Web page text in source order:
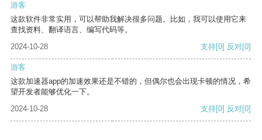
游客
这款软件非常实用，可以帮助我解决很多问题。比如，我可以使用它来
查找资料、翻译语言、编写代码等。
2024-10-28
支持[0] 反对[0]
游客
这款加速器app的加速效果还是不错的，但偶尔也会出现卡顿的情况，希
望开发者能够优化一下。
2024-10-28
支持[0] 反对[0]